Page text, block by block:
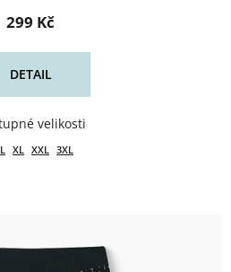
299 Kč
DETAIL
L XL XXL 3XL